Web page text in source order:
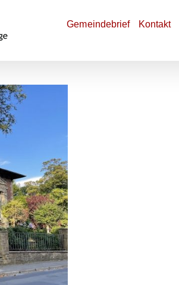
Gemeindebrief Kontakt